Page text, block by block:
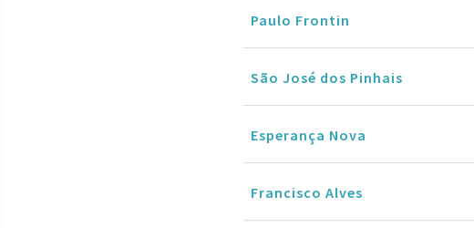
Paulo Frontin
São José dos Pinhais
Esperança Nova
Francisco Alves